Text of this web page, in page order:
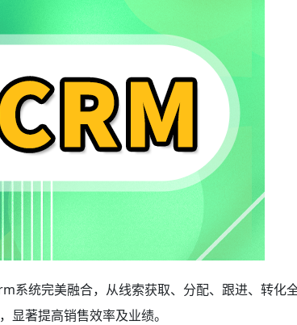
系统完美融合，从线索获取、分配、跟进、转化
著提高销售效率及业绩。